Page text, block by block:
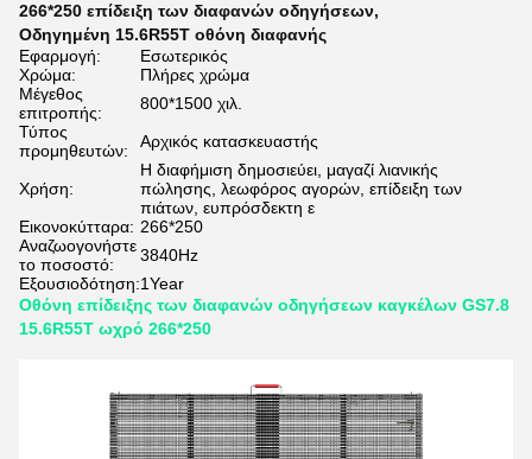
266*250 επίδειξη των διαφανών οδηγήσεων,
Οδηγημένη 15.6R55T οθόνη διαφανής
Εφαρμογή:
Εσωτερικός
Χρώμα:
Πλήρες χρώμα
Μέγεθος
επιτροπής:
800*1500 χιλ.
Τύπος
προμηθευτών:
Αρχικός κατασκευαστής
Χρήση:
Η διαφήμιση δημοσιεύει, μαγαζί λιανικής
πώλησης, λεωφόρος αγορών, επίδειξη των
πιάτων, ευπρόσδεκτη ε
Εικονοκύτταρα: 266*250
Αναζωογονήστε
το ποσοστό:
3840Hz
Εξουσιοδότηση:1Year
Οθόνη επίδειξης των διαφανών οδηγήσεων καγκέλων GS7.8
15.6R55T ωχρό 266*250